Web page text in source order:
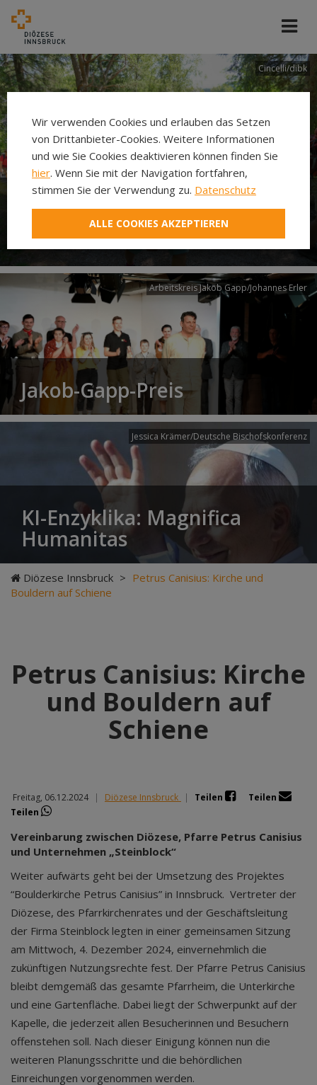
Cincelli/dibk
Neuer Pilgerweg Via
Laudato si’
Arbeitskreis Jakob Gapp/Johannes Erler
Jakob-Gapp-Preis
Jessica Krämer/Deutsche Bischofskonferenz
KI-Enzyklika: Magnifica
Humanitas
Diözese Innsbruck > Petrus Canisius: Kirche und
Bouldern auf Schiene
Petrus Canisius: Kirche
und Bouldern auf
Schiene
Freitag, 06.12.2024 | Diözese Innsbruck | Teilen
Teilen
Teilen
Vereinbarung zwischen Diözese, Pfarre Petrus Canisius
und Unternehmen „Steinblock“
Weiter aufwärts geht bei der Umsetzung des Projektes
“Boulderkirche Petrus Canisius” in Innsbruck. Vertreter der
Diözese, des Pfarrkirchenrates und der Geschäftsleitung
der Firma Steinblock legten in einer gemeinsamen Sitzung
am Mittwoch, 4. Dezember 2024, einvernehmlich die
zukünftigen Nutzungsrechte fest. Der Pfarre Petrus Canisius
bleibt demgemäß das gesamte Pfarrheim, die Unterkirche
und eine Gartenfläche. Dabei liegt der Schwerpunkt auf der
Kapelle, die jederzeit allen Besucherinnen und Besuchern
offenstehen soll. Nach dieser Einigung können nun die
weiteren Planungsschritte und die behördlichen
Einreichungen vorgenommen werden.
Wir verwenden Cookies und erlauben das Setzen
von Drittanbieter-Cookies. Weitere Informationen
und wie Sie Cookies deaktivieren können finden Sie
hier. Wenn Sie mit der Navigation fortfahren,
stimmen Sie der Verwendung zu. Datenschutz
ALLE COOKIES AKZEPTIEREN